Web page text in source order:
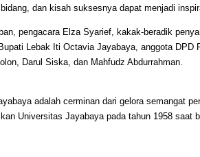
dan kisah suksesnya dapat menjadi
pengacara Elza Syarief, kakak-beradik
Lebak Iti Octavia Jayabaya, anggota DPD
Darul Siska, dan Mahfudz Abdurrahman.
adalah cerminan dari gelora semangat
Universitas Jayabaya pada tahun 1958 saat